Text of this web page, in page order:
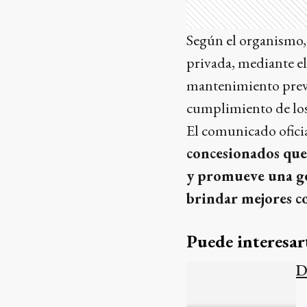
Según el
privada, mediante
mantenimiento
cumplimiento de
El comunicado
concesionados
y promueve una
brindar mejores
Puede